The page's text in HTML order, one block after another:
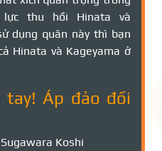
thu hồi Hinata và
dụng quân này thì bạn
Hinata và Kageyama ở
Áp đảo đối
Koshi